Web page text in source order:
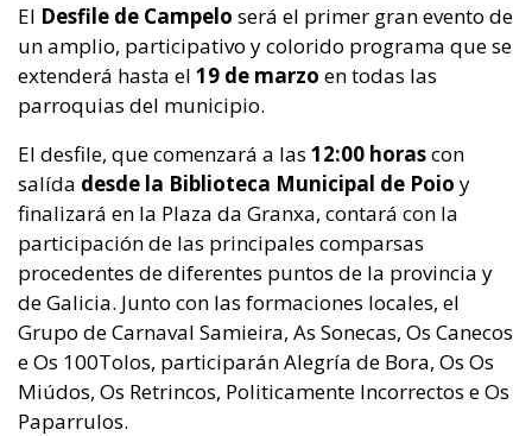
El Desfile de Campelo será el primer gran evento de
un amplio, participativo y colorido programa que se
extenderá hasta el 19 de marzo en todas las
parroquias del municipio.
El desfile, que comenzará a las 12:00 horascon
salída desde la Biblioteca Municipal de Poio y
finalizará en la Plaza da Granxa, contará con la
participación de las principales comparsas
procedentes de diferentes puntos de la provincia y
de Galicia. Junto con las formaciones locales, el
Grupo de Carnaval Samieira, As Sonecas, Os Canecos
e Os 100Tolos, participarán Alegría de Bora, Os Os
Miúdos, Os Retrincos, Politicamente Incorrectos e Os
Paparrulos.